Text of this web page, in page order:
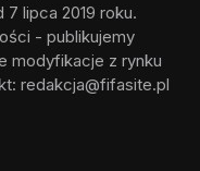
7 lipca 2019 roku.
- publikujemy
modyfikacje z rynku
redakcja@fifasite.pl